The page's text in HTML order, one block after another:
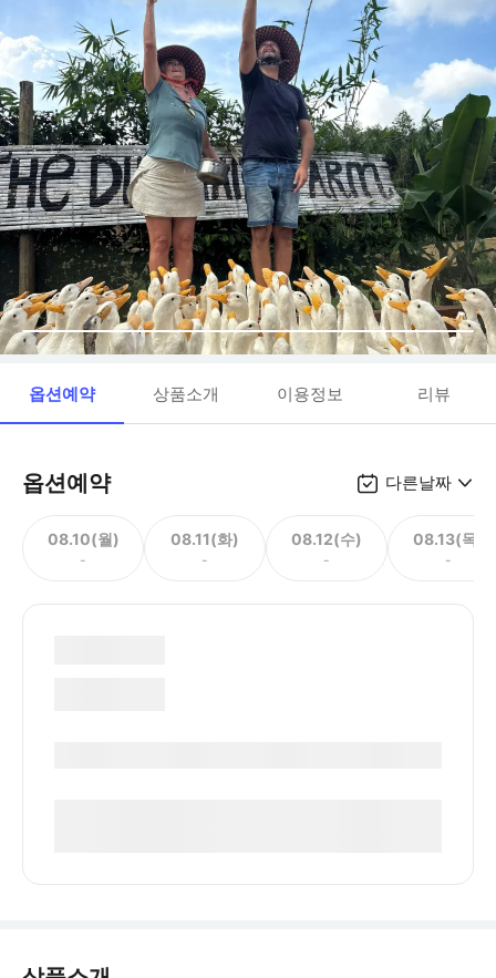
옵션예약 상품소개 이용정보 리뷰
옵션예약 다른날짜
08.10(월)
-
08.11(화)
-
08.12(수)
-
08.13(목)
-